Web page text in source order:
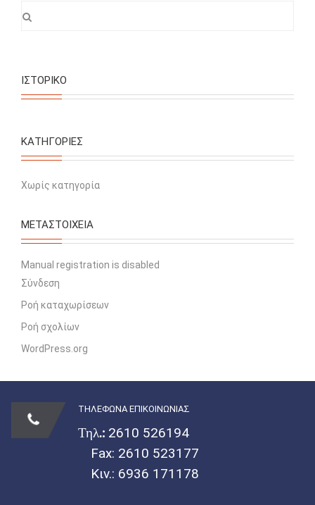
ΙΣΤΟΡΙΚΌ
KΑΤΗΓΟΡΊΕΣ
Χωρίς κατηγορία
ΜΕΤΑΣΤΟΙΧΕΊΑ
Manual registration is disabled
Σύνδεση
Ροή καταχωρίσεων
Ροή σχολίων
WordPress.org
ΤΗΛΕΦΩΝΑ ΕΠΙΚΟΙΝΩΝΙΑΣ
Τηλ.: 2610 526194
Fax: 2610 523177
Κιν.: 6936 171178